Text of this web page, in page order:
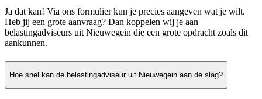
Ja dat kan! Via ons formulier kun je precies aangeven wat je wilt.
Heb jij een grote aanvraag? Dan koppelen wij je aan
belastingadviseurs uit Nieuwegein die een grote opdracht zoals dit
aankunnen.
Hoe snel kan de belastingadviseur uit Nieuwegein aan de slag?